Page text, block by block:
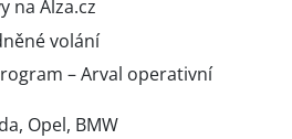
na Alza.cz
volání
– Arval operativní
Opel, BMW